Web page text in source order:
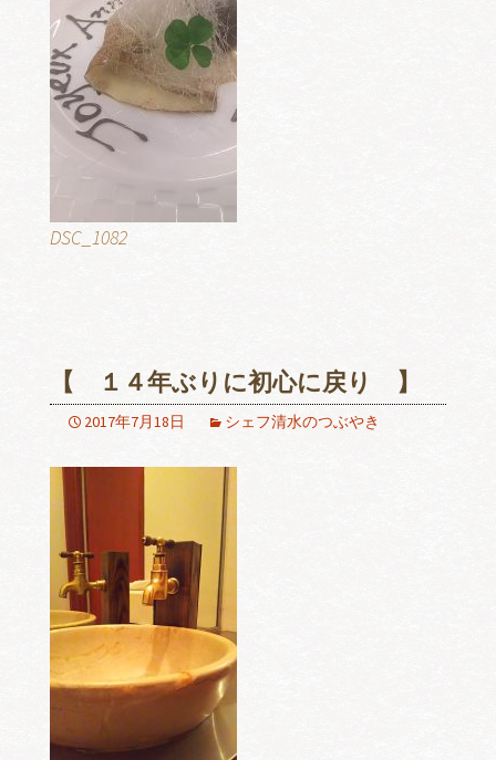
DSC_1082
【 １４年ぶりに初心に戻り 】
2017年7月18日 シェフ清水のつぶやき